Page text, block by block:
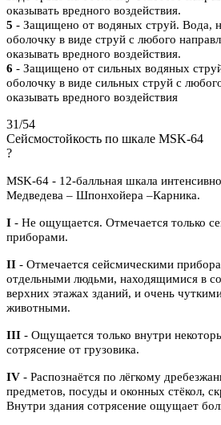
оказывать вредного воздействия.
5 - Защищено от водяных струй. Вода,
оболочку в виде струй с любого
оказывать вредного воздействия.
6 - Защищено от сильных водяных
оболочку в виде сильных струй с
оказывать вредного воздействия
31/54
Сейсмостойкость по шкале MSK-64
?
MSK-64 - 12-балльная шкала
Медведева – Шпонхойера –Карника.
I - Не ощущается. Отмечается только
приборами.
II - Отмечается сейсмическими
отдельными людьми, находящимися в
верхних этажах зданий, и очень
животными.
III - Ощущается только внутри
сотрясение от грузовика.
IV - Распознаётся по лёгкому
предметов, посуды и оконных стёкол,
Внутри здания сотрясение ощущает